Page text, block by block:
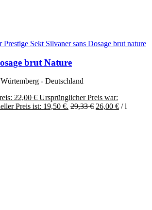
brut Nature
- Deutschland
22,00€ Ursprünglicher Preis war:
Preis ist: 19,50 €. 29,33€ 26,00 € /l